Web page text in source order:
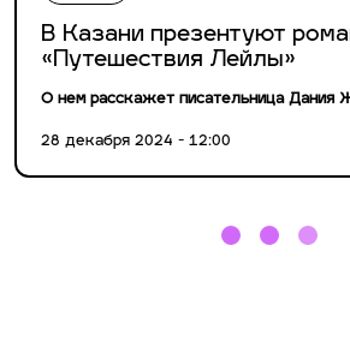
В Казани презентуют
«Путешествия Лейлы»
О нем расскажет писательница Дания
28 декабря 2024 - 12:00